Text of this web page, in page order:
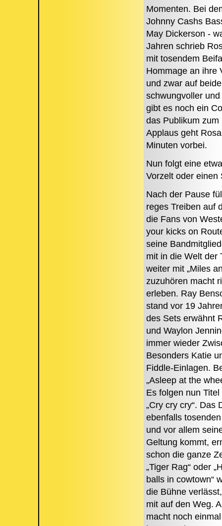
Momenten. Bei
Johnny Cashs
May Dickerson -
Jahren schrieb
mit tosendem
Hommage an ihre
und zwar auf
schwungvoller
gibt es noch ein
das Publikum
Applaus geht
Minuten vorbei.
Nun folgt eine
Vorzelt oder einen
Nach der Pause
reges Treiben auf
die Fans von
your kicks on
seine
mit in die Welt der
weiter mit „Miles
zuzuhören macht
erleben. Ray
stand vor 19
des Sets erwähnt
und Waylon
immer wieder
Besonders Katie
Fiddle-Einlagen.
„Asleep at the
Es folgen nun
„Cry cry cry“. Das
ebenfalls
und vor allem
Geltung kommt,
schon die ganze
„Tiger Rag“ oder
balls in cowtown“
die Bühne
mit auf den Weg.
macht noch